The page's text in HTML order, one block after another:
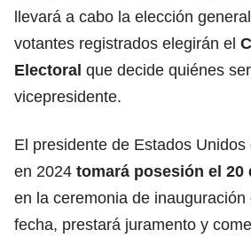
llevará a cabo la elección
votantes registrados elegirán el
Electoral que decide quiénes
vicepresidente.
El presidente de Estados
en 2024 tomará posesión el 20
en la ceremonia de inauguración
fecha, prestará juramento y